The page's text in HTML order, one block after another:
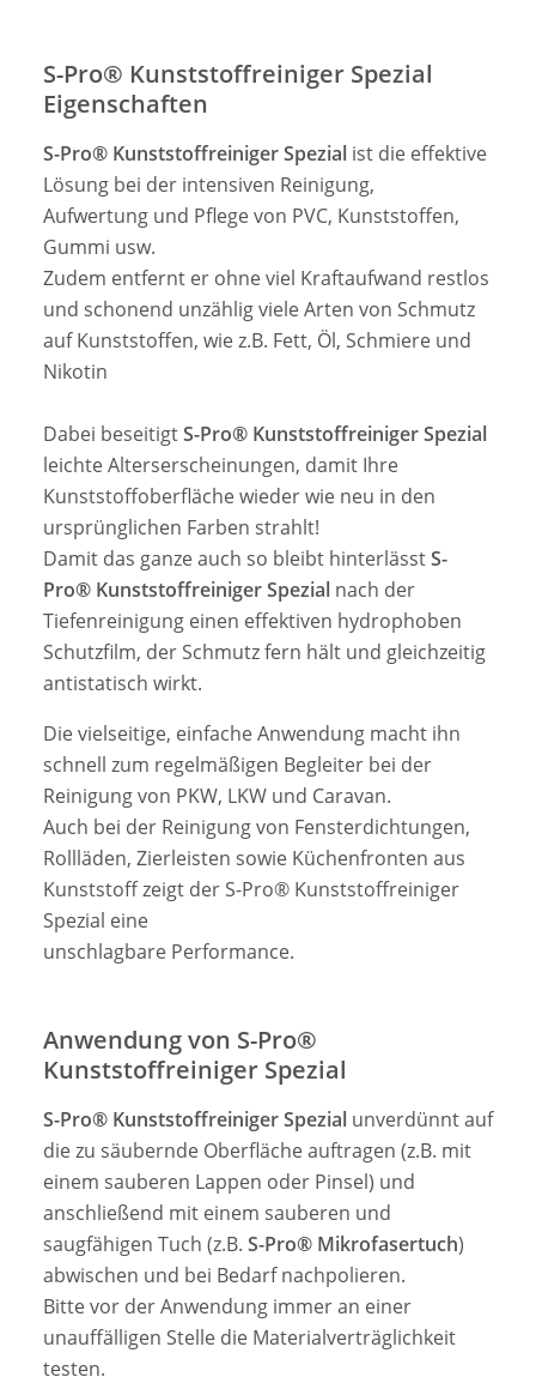
S-Pro® Kunststoffreiniger Spezial
Eigenschaften
S-Pro® Kunststoffreiniger Spezial ist die effektive
Lösung bei der intensiven Reinigung,
Aufwertung und Pflege von PVC, Kunststoffen,
Gummi usw.
Zudem entfernt er ohne viel Kraftaufwand restlos
und schonend unzählig viele Arten von Schmutz
auf Kunststoffen, wie z.B. Fett, Öl, Schmiere und
Nikotin
Dabei beseitigtS-Pro® Kunststoffreiniger Spezial
leichte Alterserscheinungen, damit Ihre
Kunststoffoberfläche wieder wie neu in den
ursprünglichen Farben strahlt!
Damit das ganze auch so bleibt hinterlässtS-
Pro® Kunststoffreiniger Spezial nach der
Tiefenreinigung einen effektiven hydrophoben
Schutzfilm, der Schmutz fern hält und gleichzeitig
antistatisch wirkt.
Die vielseitige, einfache Anwendung macht ihn
schnell zum regelmäßigen Begleiter bei der
Reinigung von PKW, LKW und Caravan.
Auch bei der Reinigung von Fensterdichtungen,
Rollläden, Zierleisten sowie Küchenfronten aus
Kunststoff zeigt der S-Pro® Kunststoffreiniger
Spezial eine
unschlagbare Performance.
Anwendung von S-Pro®
Kunststoffreiniger Spezial
S-Pro® Kunststoffreiniger Spezial unverdünnt auf
die zu säubernde Oberfläche auftragen (z.B. mit
einem sauberen Lappen oder Pinsel) und
anschließend mit einem sauberen und
saugfähigen Tuch (z.B. S-Pro® Mikrofasertuch)
abwischen und bei Bedarf nachpolieren.
Bitte vor der Anwendung immer an einer
unauffälligen Stelle die Materialverträglichkeit
testen.